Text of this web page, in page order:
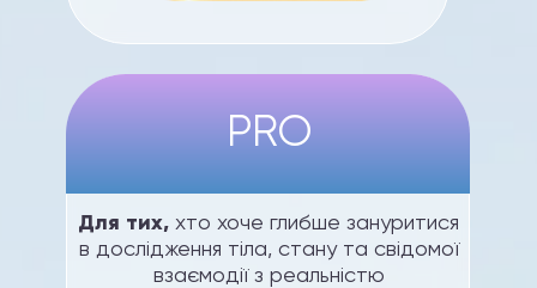
PRO
Для тих, хто хоче глибше зануритися
в дослідження тіла, стану та свідомої
взаємодії з реальністю